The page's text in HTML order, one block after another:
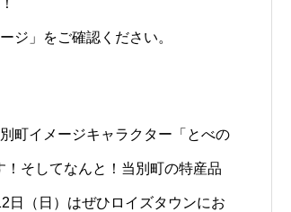
ジ」をご確認ください。
町イメージキャラクター「とべの
そしてなんと！当別町の特産品
日（日）はぜひロイズタウンにお